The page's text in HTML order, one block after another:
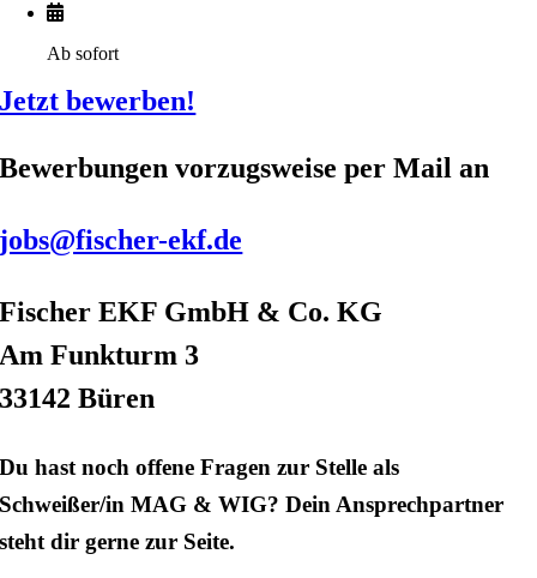
Ab sofort
Jetzt bewerben!
Bewerbungen vorzugsweise per Mail an
jobs@fischer-ekf.de
Fischer EKF GmbH & Co. KG
Am Funkturm 3
33142 Büren
Du hast noch offene Fragen zur Stelle als
Schweißer/in MAG & WIG? Dein Ansprechpartner
steht dir gerne zur Seite.